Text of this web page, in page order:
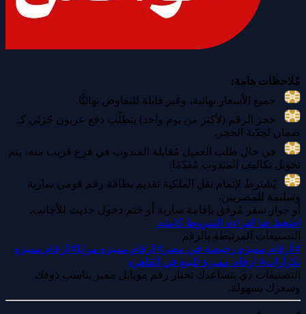
مُلاحظات هامة:
جميع الأسعار نهائية، وغير قابلة للتفاوض نهائيًّا.
حجز الرقم (لأكثر من يوم واحد) يتطلّب دفع عربون جُزئي كـ
ضمان لجدّية الحجز.
في حال طلب العميل مُقابلة المندوب في فرع قريب منه، يتم
تحويل تكاليف المندوب مُقدّمًا.
يُشترط لإتمام نقل الملكية تقديم بطاقة رقم قومي سارية
وسليمة للمصريين،
أو جواز سفر مُرفق بإقامة سارية أو ختم دخول حديث للأجانب.
اضغط هنا لقراءة الشروط كاملة.
التصنيفات المرتبطة بالرقم
# أرقام مميزة رخيصة في مصر # ارقام مميزة مرايا# ارقام مميزة
تكرارات# ارقام مميزة للبيع في القاهرة
التصنيفات دي بتساعدك تختار رقم موبايل مميز يناسب ذوقك
وسعرك بسهولة.